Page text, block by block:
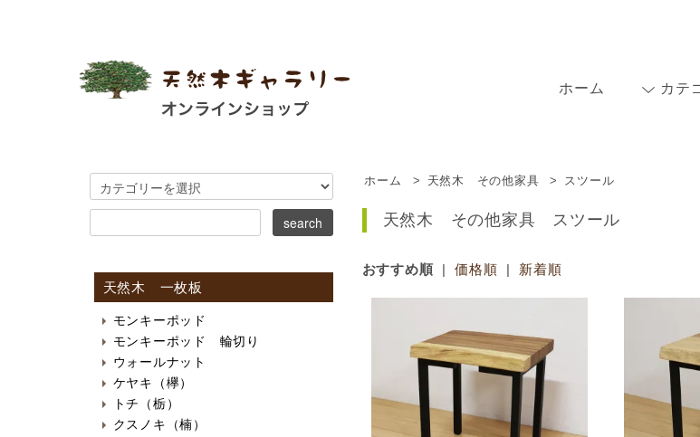
ホーム カテ
ホーム > 天然木 その他家具 > スツール
天然木 その他家具 スツール
おすすめ順 |価格順 | 新着順
天然木 一枚板
モンキーポッド
モンキーポッド 輪切り
ウォールナット
ケヤキ（欅）
トチ（栃）
クスノキ（楠）